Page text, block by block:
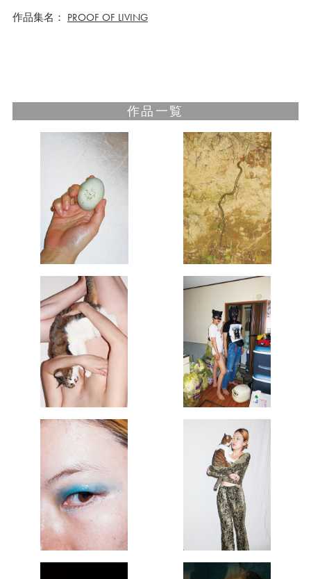
作品集名： PROOF OF LIVING
作品一覧